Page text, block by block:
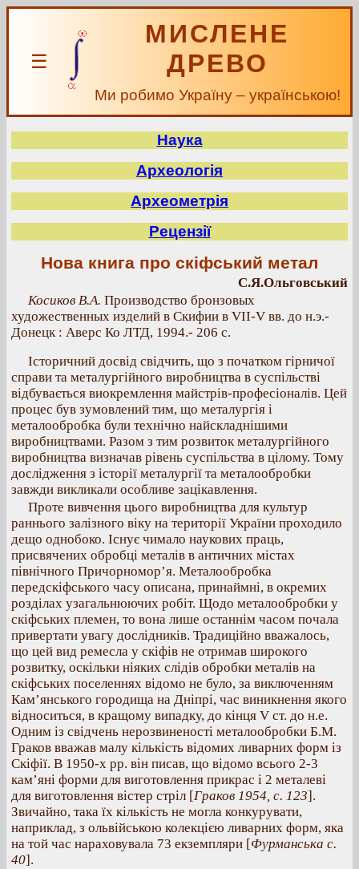
☰
МИСЛЕНЕ
ДРЕВО
Ми робимо Україну – українською!
Наука
Археологія
Археометрія
Рецензії
Нова книга про скіфський метал
С.Я.Ольговський
Косиков В.А. Производство бронзовых
художественных изделий в Скифии в VII-V вв. до н.э.-
Донецк : Аверс Ко ЛТД, 1994.- 206 с.
Історичний досвід свідчить, що з початком гірничої
справи та металургійного виробництва в суспільстві
відбувається виокремлення майстрів-професіоналів. Цей
процес був зумовлений тим, що металургія і
металообробка були технічно найскладнішими
виробництвами. Разом з тим розвиток металургійного
виробництва визначав рівень суспільства в цілому. Тому
дослідження з історії металургії та металообробки
завжди викликали особливе зацікавлення.
Проте вивчення цього виробництва для культур
раннього залізного віку на території України проходило
дещо однобоко. Існує чимало наукових праць,
присвячених обробці металів в античних містах
північного Причорномор’я. Металообробка
передскіфського часу описана, принаймні, в окремих
розділах узагальнюючих робіт. Щодо металообробки у
скіфських племен, то вона лише останнім часом почала
привертати увагу дослідників. Традиційно вважалось,
що цей вид ремесла у скіфів не отримав широкого
розвитку, оскільки ніяких слідів обробки металів на
скіфських поселеннях відомо не було, за виключенням
Кам’янського городища на Дніпрі, час виникнення якого
відноситься, в кращому випадку, до кінця V ст. до н.е.
Одним із свідчень нерозвиненості металообробки Б.М.
Граков вважав малу кількість відомих ливарних форм із
Скіфії. В 1950-х рр. він писав, що відомо всього 2-3
кам’яні форми для виготовлення прикрас і 2 металеві
для виготовлення вістер стріл [Граков 1954, с. 123].
Звичайно, така їх кількість не могла конкурувати,
наприклад, з ольвійською колекцією ливарних форм, яка
на той час нараховувала 73 екземпляри [Фурманська с.
40].